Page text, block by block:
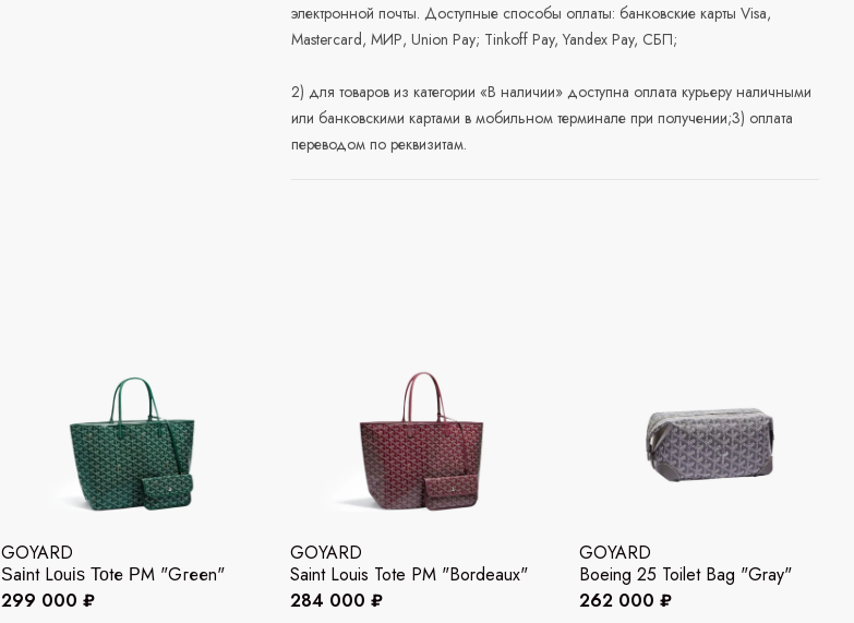
электронной почты. Доступные способы оплаты: банковские карты Visa,
Mastercard, МИР, Union Pay; Tinkoff Pay, Yandex Pay, СБП;
2) для товаров из категории «В наличии» доступна оплата курьеру наличными
или банковскими картами в мобильном терминале при получении;3) оплата
переводом по реквизитам.
GOYARD
Ѕаіnt Lοuіѕ Τοtе ΡМ "Gгееn"
299 000 ₽
GOYARD
Saint Louis Tote PM "Bordeaux"
284 000 ₽
GOYARD
Boeing 25 Toilet Bag "Gray"
262 000 ₽